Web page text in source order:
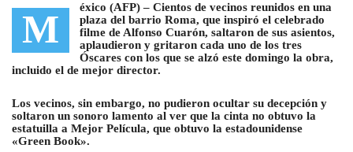
M éxico (AFP) – Cientos de vecinos reunidos en una
plaza del barrio Roma, que inspiró el celebrado
filme de Alfonso Cuarón, saltaron de sus asientos,
aplaudieron y gritaron cada uno de los tres
Óscares con los que se alzó este domingo la obra,
incluido el de mejor director.
Los vecinos, sin embargo, no pudieron ocultar su decepción y
soltaron un sonoro lamento al ver que la cinta no obtuvo la
estatuilla a Mejor Película, que obtuvo la estadounidense
«Green Book».